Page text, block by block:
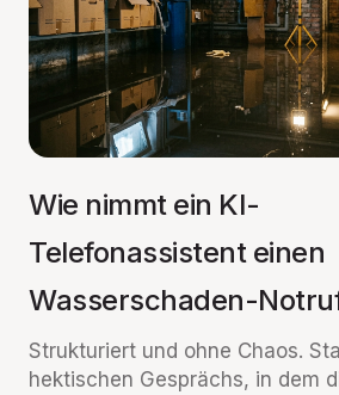
Wie nimmt ein KI-
Telefonassistent einen
Wasserschaden-
Strukturiert und ohne Chaos.
hektischen Gesprächs, in dem